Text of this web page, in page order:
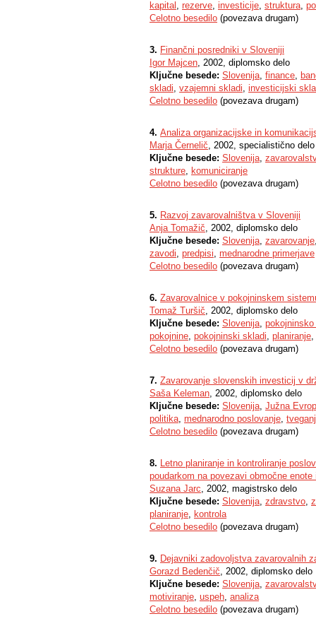
kapital , rezerve, investicije, struktura,
Celotno besedilo (povezava drugam)
3. Finančni posredniki v Sloveniji
Igor Majcen, 2002, diplomsko delo
Ključne besede: Slovenija, finance,
skladi, vzajemni skladi, investicijski
Celotno besedilo (povezava drugam)
4. Analiza organizacijske in
Marja Černelič, 2002, specialistično delo
Ključne besede: Slovenija,
strukture, komuniciranje
Celotno besedilo (povezava drugam)
5. Razvoj zavarovalništva v Sloveniji
Anja Tomažič, 2002, diplomsko delo
Ključne besede: Slovenija, zavarovanje
zavodi, predpisi, mednarodne primerjave
Celotno besedilo (povezava drugam)
6. Zavarovalnice v pokojninskem
Tomaž Turšič, 2002, diplomsko delo
Ključne besede: Slovenija,
pokojnine, pokojninski skladi, planiranje,
Celotno besedilo (povezava drugam)
7. Zavarovanje slovenskih investicij v
Saša Keleman, 2002, diplomsko delo
Ključne besede: Slovenija, Južna
politika, mednarodno poslovanje,
Celotno besedilo (povezava drugam)
8. Letno planiranje in kontroliranje
poudarkom na povezavi območne enote
Suzana Jarc, 2002, magistrsko delo
Ključne besede: Slovenija, zdravstvo,
planiranje, kontrola
Celotno besedilo (povezava drugam)
9. Dejavniki zadovoljstva zavarovalnih
Gorazd Bedenčič, 2002, diplomsko delo
Ključne besede: Slovenija,
motiviranje, uspeh, analiza
Celotno besedilo (povezava drugam)